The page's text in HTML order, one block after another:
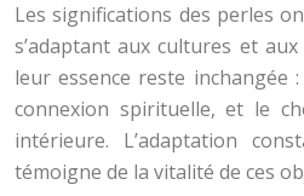
Les significations des perles
s’adaptant aux cultures et
leur essence reste inchangée
connexion spirituelle, et le
intérieure. L’adaptation
témoigne de la vitalité de ces